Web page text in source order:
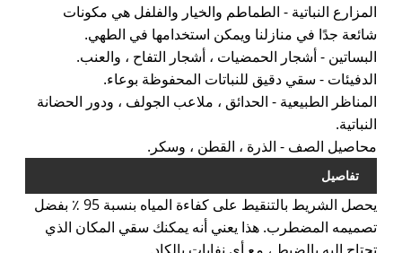
المزارع النباتية - الطماطم والخيار والفلفل هي مكونات
شائعة جدًا في منازلنا ويمكن استخدامها في الطهي.
البساتين - أشجار الحمضيات ، أشجار التفاح ، والعنب.
الدفيئات - سقي دقيق للنباتات المحفوظة بوعاء.
المناظر الطبيعية - الحدائق ، ملاعب الجولف ، ودور الحضانة
النباتية.
محاصيل الصف - الذرة ، القطن ، وسكر.
تفاصيل
يحصل الشريط بالتنقيط على كفاءة المياه بنسبة 95 ٪ بفضل
تصميمه المضطرب. هذا يعني أنه يمكنك سقي المكان الذي